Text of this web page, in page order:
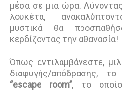
μέσα σε μια ώρα.
λουκέτα,
μυστικά θα
κερδίζοντας την αθανασία!
Όπως αντιλαμβάνεστε,
διαφυγής/απόδρασης,
‘’escape room’’, το